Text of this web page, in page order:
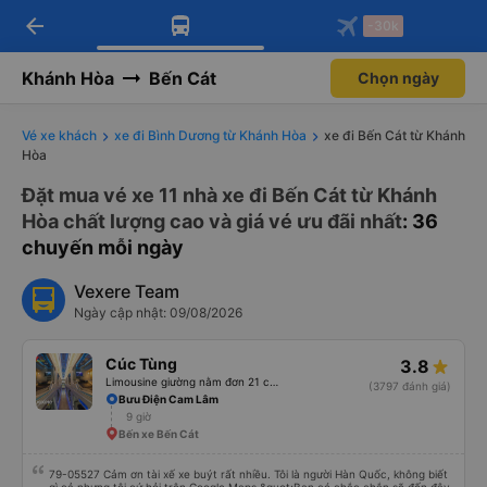
Tải app Vexere ngay!
Nhận ưu đãi thành viên độc
Mở app
Tải app Vexere
-30k/ghế khi đặt vé máy bay qua
Mở app
arrow_back -30k
Khánh Hòa Bến Cát Chọn ngày
Vé xe khách xe đi Bình Dương từ Khánh Hòa
xe đi Bến Cát từ Khánh
Hòa
Đặt mua vé xe 11 nhà xe đi Bến Cát từ Khánh
Hòa chất lượng cao và giá vé ưu đãi nhất: 36
chuyến mỗi ngày
Vexere Team
Ngày cập nhật: 09/08/2026
Cúc Tùng 3.8
(3797 đánh giá)
Bưu Điện Cam Lâm
9 giờ
Bến xe Bến Cát
79-05527 Cảm ơn tài xế xe buýt rất nhiều. Tôi là người Hàn Quốc, không biết